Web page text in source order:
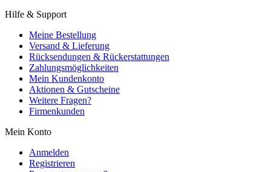
Hilfe & Support
Meine Bestellung
Versand & Lieferung
Rücksendungen & Rückerstattungen
Zahlungsmöglichkeiten
Mein Kundenkonto
Aktionen & Gutscheine
Weitere Fragen?
Firmenkunden
Mein Konto
Anmelden
Registrieren